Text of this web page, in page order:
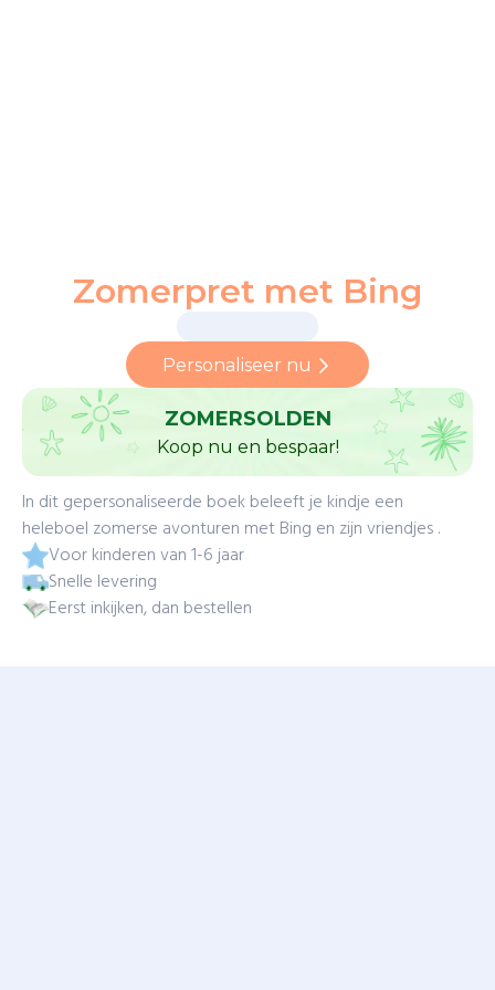
Zomerpret met Bing
Personaliseer nu
ZOMERSOLDEN
Koop nu en bespaar!
In dit gepersonaliseerde boek beleeft je kindje een
heleboel zomerse avonturen met Bing en zijn vriendjes .
Voor kinderen van 1-6 jaar
Snelle levering
Eerst inkijken, dan bestellen